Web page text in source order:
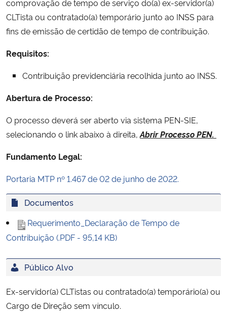
Ministério da Cidadania
Ministério da Saúde
Ministério de Minas e Energia
Ministério do Turismo
Controladoria-Geral da União
Ministério da Mulher, da Família e dos Direitos Humanos
Secretaria de Governo
comprovação de tempo de serviço do(a) ex-servidor(a)
CLTista ou contratado(a) temporário junto ao INSS para
fins de emissão de certidão de tempo de contribuição.
Requisitos:
Contribuição previdenciária recolhida junto ao INSS.
Abertura de Processo:
O processo deverá ser aberto via sistema PEN-SIE,
selecionando o link abaixo à direita, Abrir Processo PEN.
Fundamento Legal:
Portaria MTP nº 1.467 de 02 de junho de 2022.
Documentos
Requerimento_Declaração de Tempo de
Contribuição (.PDF - 95,14 KB)
Público Alvo
Ex-servidor(a) CLTistas ou contratado(a) temporário(a) ou
Cargo de Direção sem vínculo.